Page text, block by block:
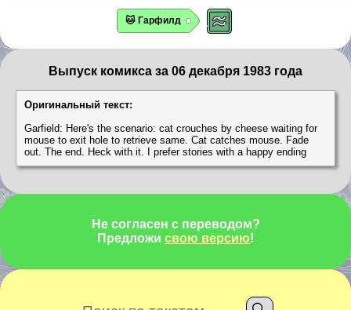
🐱 Гарфилд
Выпуск комикса за 06 декабря 1983 года
Оригинальный текст:
Garfield: Here's the scenario: cat crouches by cheese waiting for
mouse to exit hole to retrieve same. Cat catches mouse. Fade
out. The end. Heck with it. I prefer stories with a happy ending
Не согласен с переводом?
Предложи свою версию!